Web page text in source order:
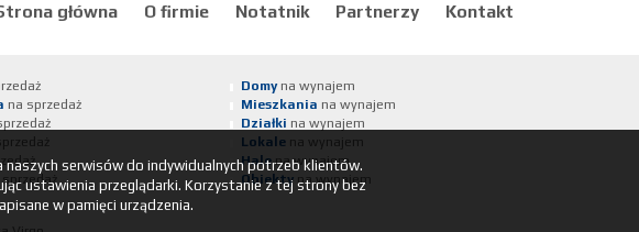
główna O firmie Notatnik Partnerzy Kontakt
na sprzedaż
Domyna wynajem
Mieszkania na wynajem
Działki na wynajem
Lokale na wynajem
Halena wynajem
Obiekty na wynajem
serwisów do indywidualnych potrzeb klientów.
ustawienia przeglądarki. Korzystanie z tej strony bez
w pamięci urządzenia.